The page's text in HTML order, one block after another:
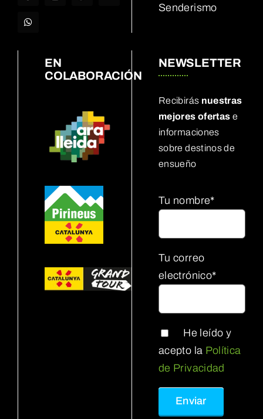
Senderismo
EN
COLABORACIÓN
NEWSLETTER
Recibirás nuestras
mejores ofertas e
informaciones
sobre destinos de
ensueño
Tu nombre*
Tu correo
electrónico*
He leído y
acepto la Política
de Privacidad